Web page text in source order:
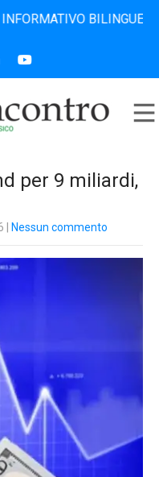
BILINGUE CHE
per 9 miliardi,
Nessun commento